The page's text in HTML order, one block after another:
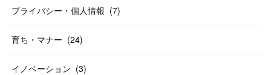
プライバシー・個人情報 (7)
育ち・マナー (24)
イノベーション (3)